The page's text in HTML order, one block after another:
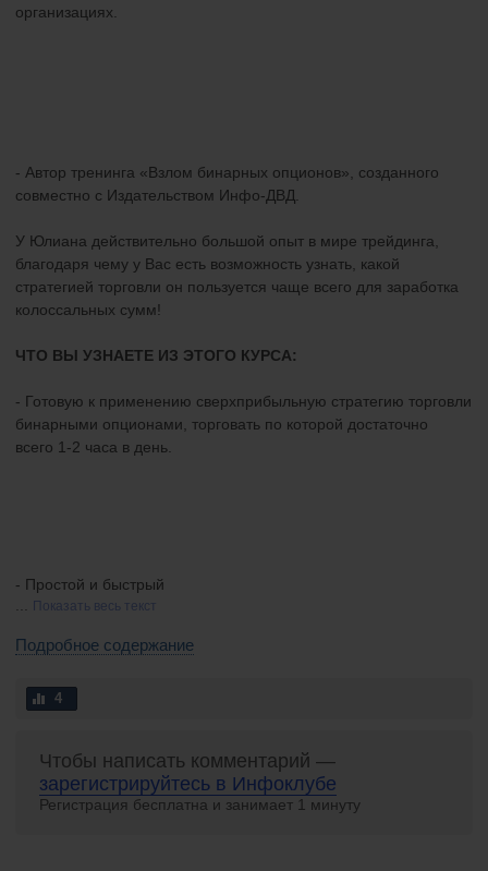
организациях.
- Автор тренинга «Взлом бинарных опционов», созданного
совместно с Издательством Инфо-ДВД.
У Юлиана действительно большой опыт в мире трейдинга,
благодаря чему у Вас есть возможность узнать, какой
стратегией торговли он пользуется чаще всего для заработка
колоссальных сумм!
ЧТО ВЫ УЗНАЕТЕ ИЗ ЭТОГО КУРСА:
- Готовую к применению сверхприбыльную стратегию торговли
бинарными опционами, торговать по которой достаточно
всего 1-2 часа в день.
- Простой и быстрый
Показать весь текст
Подробное содержание
4
Чтобы написать комментарий —
зарегистрируйтесь в Инфоклубе
Регистрация бесплатна и занимает 1 минуту